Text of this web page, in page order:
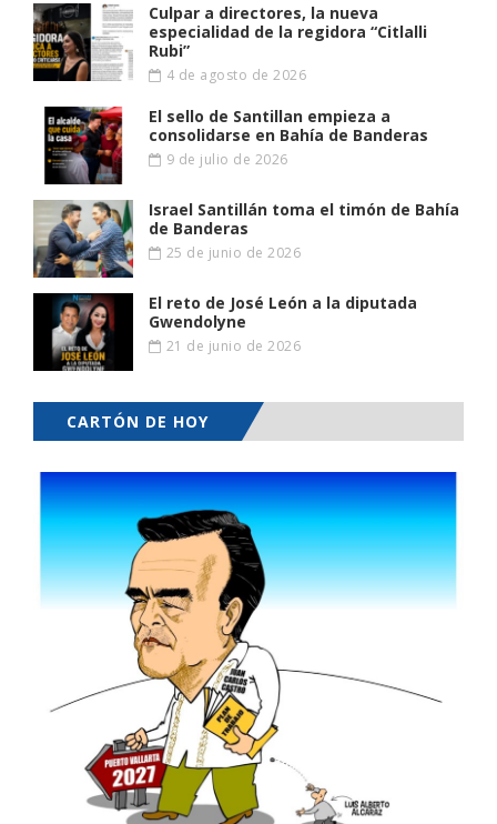
Culpar a directores, la nueva
especialidad de la regidora “Citlalli
Rubi”
4 de agosto de 2026
El sello de Santillan empieza a
consolidarse en Bahía de Banderas
9 de julio de 2026
Israel Santillán toma el timón de Bahía
de Banderas
25 de junio de 2026
El reto de José León a la diputada
Gwendolyne
21 de junio de 2026
CARTÓN DE HOY